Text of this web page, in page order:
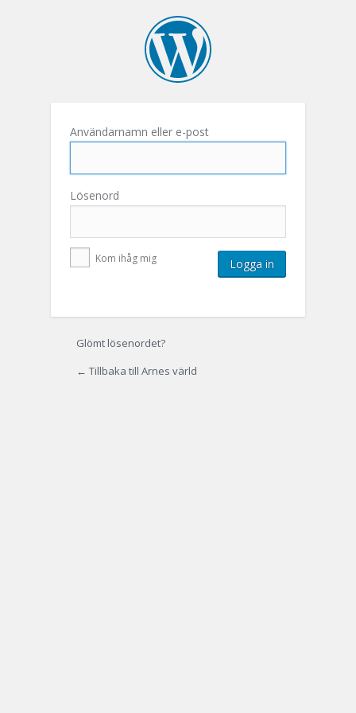
Användarnamn eller e-post
Lösenord
Kom ihåg mig
Glömt lösenordet?
← Tillbaka till Arnes värld